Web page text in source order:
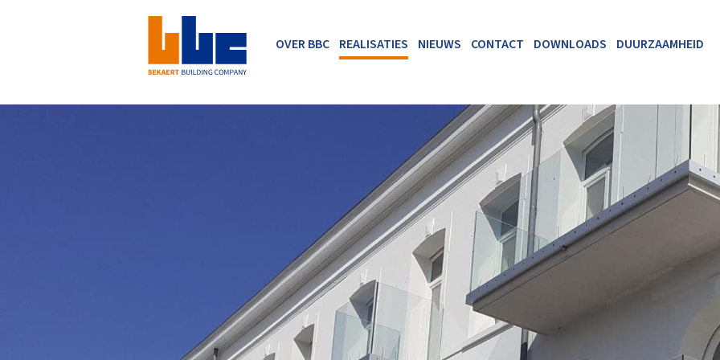
OVER BBC REALISATIES NIEUWS CONTACT DOWNLOADS DUURZAAMHEID